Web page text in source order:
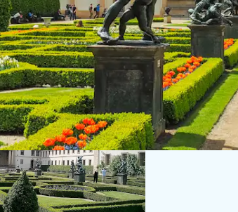
Attraktionen und Führungen